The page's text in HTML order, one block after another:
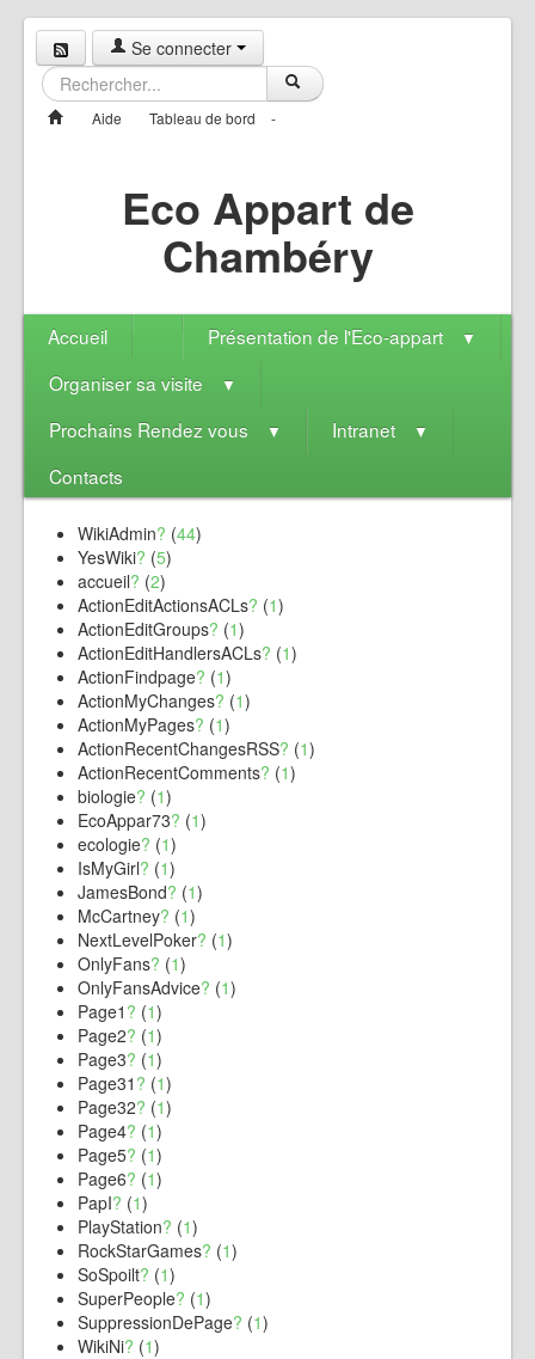
Se connecter
Aide Tableau de bord -
Eco Appart de
Chambéry
Accueil Présentation de l'Eco-appart ▼
Organiser sa visite ▼
Prochains Rendez vous ▼ Intranet ▼
Contacts
WikiAdmin? (44)
YesWiki? (5)
accueil? (2)
ActionEditActionsACLs? (1)
ActionEditGroups? (1)
ActionEditHandlersACLs? (1)
ActionFindpage? (1)
ActionMyChanges? (1)
ActionMyPages? (1)
ActionRecentChangesRSS? (1)
ActionRecentComments? (1)
biologie? (1)
EcoAppar73? (1)
ecologie? (1)
IsMyGirl? (1)
JamesBond? (1)
McCartney? (1)
NextLevelPoker? (1)
OnlyFans? (1)
OnlyFansAdvice? (1)
Page1 ? (1)
Page2? (1)
Page3? (1)
Page31 ? (1)
Page32? (1)
Page4? (1)
Page5? (1)
Page6? (1)
PapI? (1)
PlayStation? (1)
RockStarGames? (1)
SoSpoilt? (1)
SuperPeople? (1)
SuppressionDePage? (1)
WikiNi? (1)